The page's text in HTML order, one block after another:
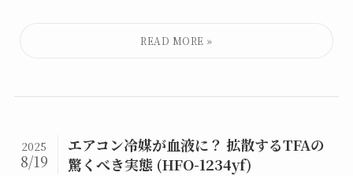
エアコン冷媒が血液に？ 拡散するTFAの
驚くべき実態 (HFO-1234yf)
2025
8/19